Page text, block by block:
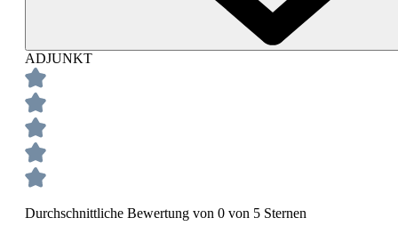
ADJUNKT
Durchschnittliche Bewertung von 0 von 5 Sternen